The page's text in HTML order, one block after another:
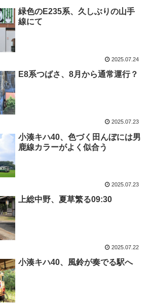
緑色のE235系、久しぶりの山手
線にて
2025.07.24
E8系つばさ、8月から通常運行？
2025.07.23
小湊キハ40、色づく田んぼには男
鹿線カラーがよく似合う
2025.07.23
上総中野、夏草繁る09:30
2025.07.22
小湊キハ40、風鈴が奏でる駅へ